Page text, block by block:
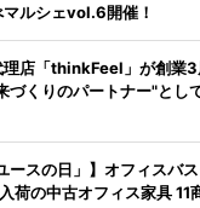
ルシェvol.6開催！
理店「thinkFeel」が創業
づくりのパートナー"とし
ースの日」】オフィスバ
荷の中古オフィス家具 11